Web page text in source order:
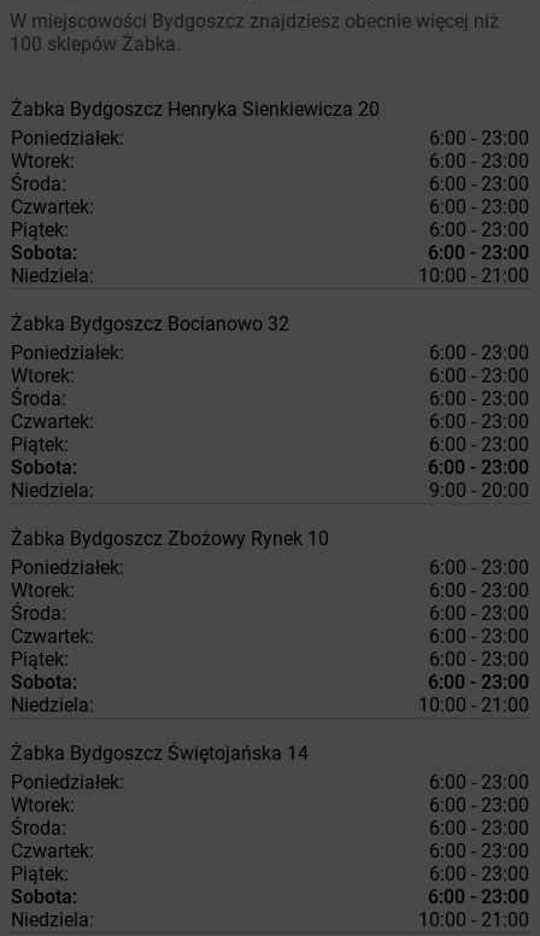
W miejscowości Bydgoszcz znajdziesz obecnie więcej niż
100 sklepów Żabka.
Żabka Bydgoszcz Henryka Sienkiewicza 20
Poniedziałek:
6:00 - 23:00
Wtorek:
6:00 - 23:00
Środa:
6:00 - 23:00
Czwartek:
6:00 - 23:00
Piątek:
6:00 - 23:00
Sobota:
6:00 - 23:00
Niedziela:
10:00 - 21:00
Żabka Bydgoszcz Bocianowo 32
Poniedziałek:
6:00 - 23:00
Wtorek:
6:00 - 23:00
Środa:
6:00 - 23:00
Czwartek:
6:00 - 23:00
Piątek:
6:00 - 23:00
Sobota:
6:00 - 23:00
Niedziela:
9:00 - 20:00
Żabka Bydgoszcz Zbożowy Rynek 10
Poniedziałek:
6:00 - 23:00
Wtorek:
6:00 - 23:00
Środa:
6:00 - 23:00
Czwartek:
6:00 - 23:00
Piątek:
6:00 - 23:00
Sobota:
6:00 - 23:00
Niedziela:
10:00 - 21:00
Żabka Bydgoszcz Świętojańska 14
Poniedziałek:
6:00 - 23:00
Wtorek:
6:00 - 23:00
Środa:
6:00 - 23:00
Czwartek:
6:00 - 23:00
Piątek:
6:00 - 23:00
Sobota:
6:00 - 23:00
Niedziela:
10:00 - 21:00